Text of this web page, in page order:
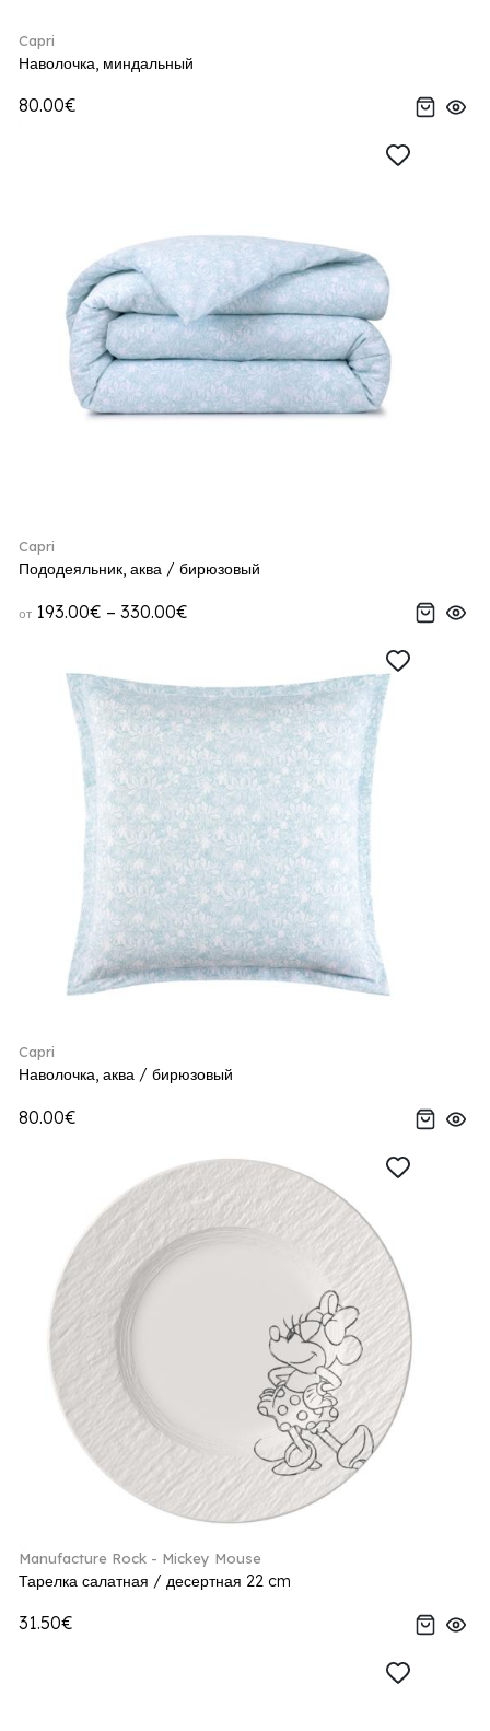
Capri
Наволочка, миндальный
80.00€
Capri
Пододеяльник, аква / бирюзовый
от 193.00€ – 330.00€
Capri
Наволочка, аква / бирюзовый
80.00€
Manufacture Rock - Mickey Mouse
Тарелка салатная / десертная 22 cm
31.50€